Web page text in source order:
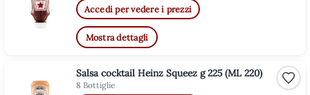
Accedi per vedere i prezzi
Mostra dettagli
Salsa cocktail Heinz Squeez g 225 (ML 220)
8 Bottiglie